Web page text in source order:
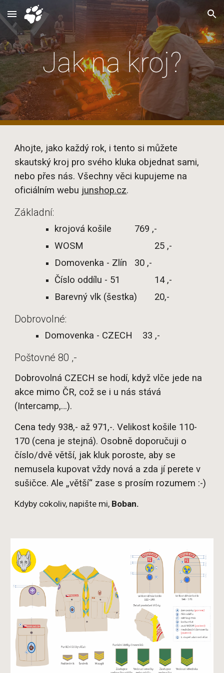
Skip to main content Skip to navigation
Jak na kroj?
Ahojte, jako každý rok, i tento si můžete
skautský kroj pro svého kluka objednat sami,
nebo přes nás. Všechny věci kupujeme na
oficiálním webu junshop.cz.
Základní:
krojová košile
769 ,-
WOSM
25 ,-
Domovenka - Zlín
30 ,-
Číslo oddílu - 51
14 ,-
Barevný vlk (šestka)
20,-
Dobrovolné:
Domovenka - CZECH 33 ,-
Poštovné 80 ,-
Dobrovolná CZECH se hodí, když vlče jede na
akce mimo ČR, což se i u nás stává
(Intercamp,…).
Cena tedy 938,- až 971,-. Velikost košile 110-
170 (cena je stejná). Osobně doporučuji o
číslo/dvě větší, jak kluk poroste, aby se
nemusela kupovat vždy nová a zda jí perete v
sušičce. Ale „větší“ zase s prosím rozumem :-)
Kdyby cokoliv, napište mi, Boban.